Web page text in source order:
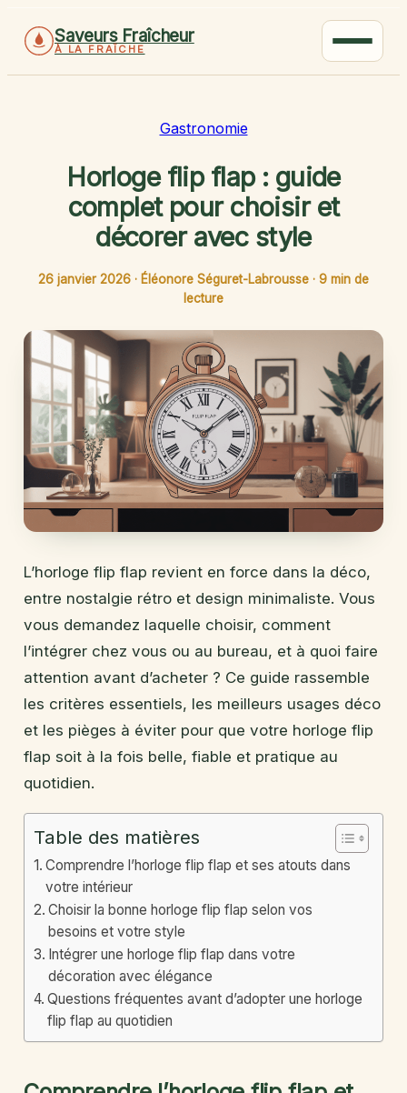
Saveurs Fraîcheur
À LA FRAÎCHE
Gastronomie
Horloge flip flap : guide
complet pour choisir et
décorer avec style
26 janvier 2026 · Éléonore Séguret-Labrousse · 9 min de
lecture
L’horloge flip flap revient en force dans la déco,
entre nostalgie rétro et design minimaliste. Vous
vous demandez laquelle choisir, comment
l’intégrer chez vous ou au bureau, et à quoi faire
attention avant d’acheter ? Ce guide rassemble
les critères essentiels, les meilleurs usages déco
et les pièges à éviter pour que votre horloge flip
flap soit à la fois belle, fiable et pratique au
quotidien.
Table des matières
Comprendre l’horloge flip flap et ses atouts dans
votre intérieur
Choisir la bonne horloge flip flap selon vos
besoins et votre style
Intégrer une horloge flip flap dans votre
décoration avec élégance
Questions fréquentes avant d’adopter une horloge
flip flap au quotidien